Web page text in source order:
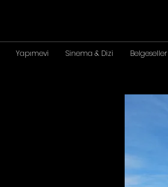
Yapımevi Sinema & Dizi Belgeseller